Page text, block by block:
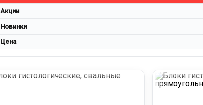
Акции
Новинки
Цена